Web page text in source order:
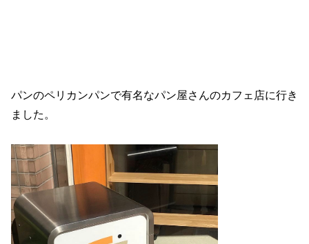
パンのペリカンパンで有名なパン屋さんのカフェ店に行き
ました。